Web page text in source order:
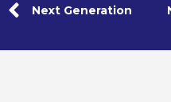
Next Generation